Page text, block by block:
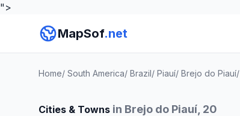
">
MapSof.net
Home/ South America/ Brazil/ Piauí/ Brejo do Piauí/
Cities & Towns in Brejo do Piauí, 20